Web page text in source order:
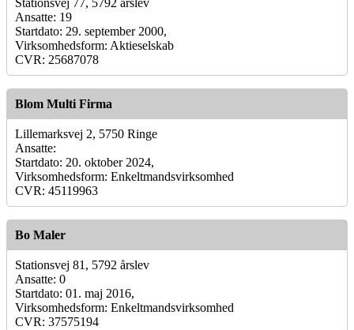
Stationsvej 77, 5792 årslev
Ansatte: 19
Startdato: 29. september 2000,
Virksomhedsform: Aktieselskab
CVR: 25687078
Blom Multi Firma
Lillemarksvej 2, 5750 Ringe
Ansatte:
Startdato: 20. oktober 2024,
Virksomhedsform: Enkeltmandsvirksomhed
CVR: 45119963
Bo Maler
Stationsvej 81, 5792 årslev
Ansatte: 0
Startdato: 01. maj 2016,
Virksomhedsform: Enkeltmandsvirksomhed
CVR: 37575194